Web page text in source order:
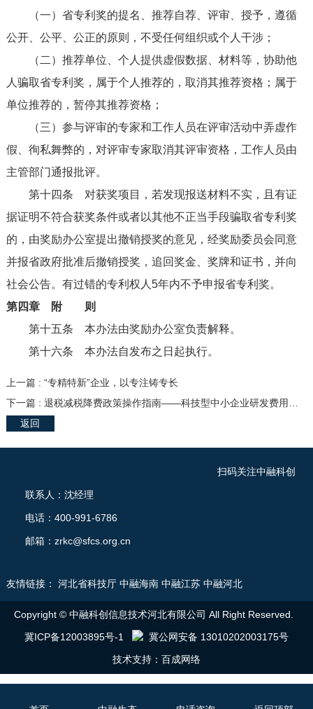
（一）省专利奖的提名、推荐自荐、评审、授予，遵循
公开、公平、公正的原则，不受任何组织或个人干涉；
（二）推荐单位、个人提供虚假数据、材料等，协助他
人骗取省专利奖，属于个人推荐的，取消其推荐资格；属于
单位推荐的，暂停其推荐资格；
（三）参与评审的专家和工作人员在评审活动中弄虚作
假、徇私舞弊的，对评审专家取消其评审资格，工作人员由
主管部门通报批评。
第十四条 对获奖项目，若发现报送材料不实，且有证
据证明不符合获奖条件或者以其他不正当手段骗取省专利奖
的，由奖励办公室提出撤销授奖的意见，经奖励委员会同意
并报省政府批准后撤销授奖，追回奖金、奖牌和证书，并向
社会公告。有过错的专利权人5年内不予申报省专利奖。
第四章 附 则
第十五条 本办法由奖励办公室负责解释。
第十六条 本办法自发布之日起执行。
上一篇 : “专精特新”企业，以专注铸专长
返回
联系人：沈经理
电话：400-991-6786
邮箱：zrkc@sfcs.org.cn
扫码关注中融科创
友情链接： 河北省科技厅 中融海南 中融江苏 中融河北
Copyright © 中融科创信息技术河北有限公司 All Right Reserved.
冀ICP备12003895号-1 冀公网安备 13010202003175号
技术支持： 百成网络